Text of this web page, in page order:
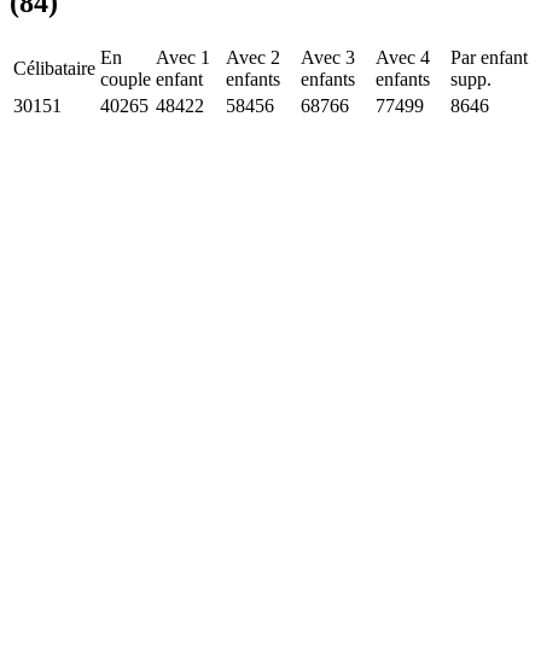
Célibataire
En
couple
Avec 1
enfant
Avec 2
enfants
Avec 3
enfants
Avec 4
enfants
Par enfant
supp.
30151
40265 48422 58456 68766 77499 8646